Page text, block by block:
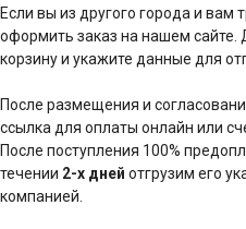
Если вы из другого города и вам
оформить заказ на нашем
корзину и укажите данные для
После размещения и
ссылка для оплаты онлайн или
После поступления 100%
течении 2-х дней отгрузим его
компанией.